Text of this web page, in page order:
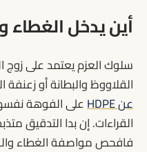
أين يدخل الغطاء
سلوك العزم يعتمد على
القلاووظ والبطانة أو
عن HDPE
على الفوهة
القراءات. إن بدا التدقيق
فافحص مواصفة الغطاء